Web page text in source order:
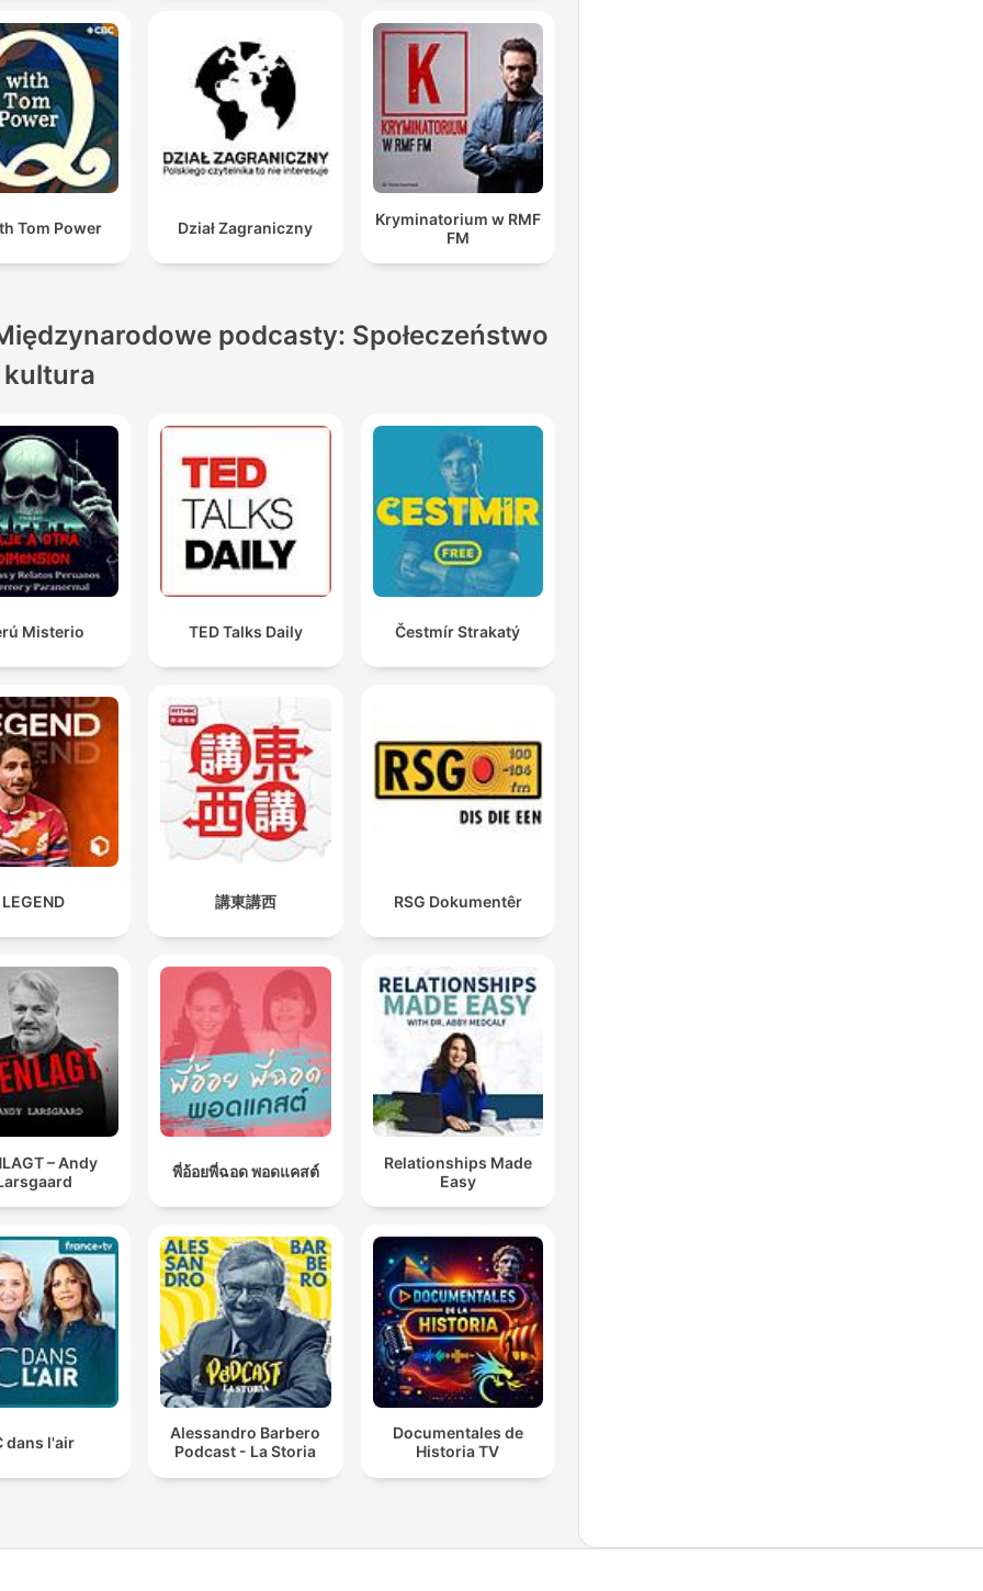
Tom Power Dział Zagraniczny
Kryminatorium w RMF
FM
podcasty: Społeczeństwo
kultura
Misterio TED Talks Daily Čestmír Strakatý
LEGEND 講東講西 RSG Dokumentêr
– Andy
พี่อ้อยพี่ฉอด พอดแคสต์
Relationships Made
Easy
dans l'air
Alessandro Barbero
Podcast - La Storia
Documentales de
Historia TV